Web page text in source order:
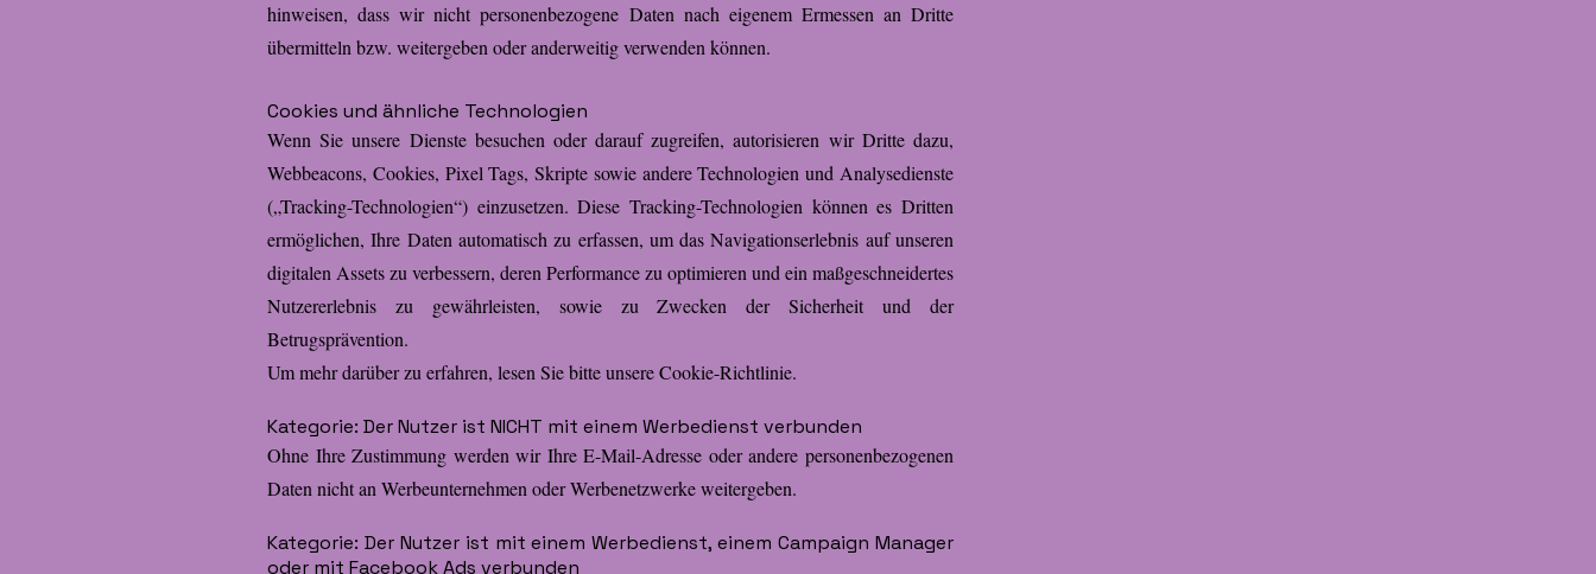
hinweisen, dass wir nicht personenbezogene Daten nach eigenem Ermessen an Dritte
übermitteln bzw. weitergeben oder anderweitig verwenden können.
Cookies und ähnliche Technologien
Wenn Sie unsere Dienste besuchen oder darauf zugreifen, autorisieren wir Dritte dazu,
Webbeacons, Cookies, Pixel Tags, Skripte sowie andere Technologien und Analysedienste
(„Tracking-Technologien“) einzusetzen. Diese Tracking-Technologien können es Dritten
ermöglichen, Ihre Daten automatisch zu erfassen, um das Navigationserlebnis auf unseren
digitalen Assets zu verbessern, deren Performance zu optimieren und ein maßgeschneidertes
Nutzererlebnis zu gewährleisten, sowie zu Zwecken der Sicherheit und der
Betrugsprävention.
Um mehr darüber zu erfahren, lesen Sie bitte unsere Cookie-Richtlinie.
Kategorie: Der Nutzer ist NICHT mit einem Werbedienst verbunden
Ohne Ihre Zustimmung werden wir Ihre E-Mail-Adresse oder andere personenbezogenen
Daten nicht an Werbeunternehmen oder Werbenetzwerke weitergeben.
Kategorie: Der Nutzer ist mit einem Werbedienst, einem Campaign Manager
oder mit Facebook Ads verbunden